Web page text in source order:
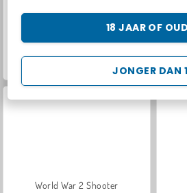
JONGER DAN
18 JAAR OF
Car Parking City Duel
World War 2 Shooter